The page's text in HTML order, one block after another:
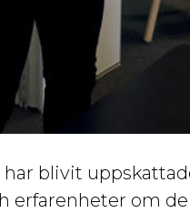
blivit
erfarenheter om